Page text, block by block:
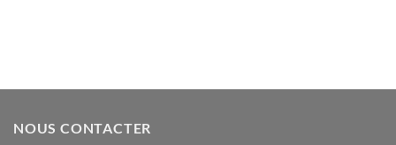
NOUS CONTACTER